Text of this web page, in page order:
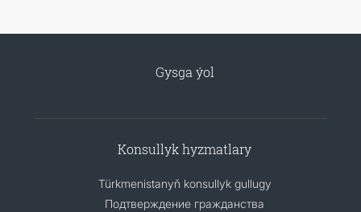
Gysga ýol
Konsullyk hyzmatlary
Türkmenistanyň konsullyk gullugy
Подтверждение гражданства